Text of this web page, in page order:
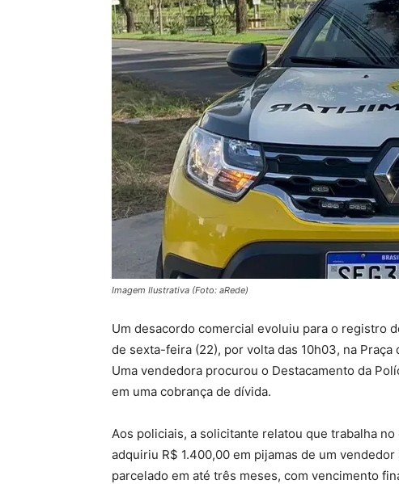
Imagem Ilustrativa (Foto: aRede)
Um desacordo comercial evoluiu para o registro
de sexta-feira (22), por volta das 10h03, na
Uma vendedora procurou o Destacamento da
em uma cobrança de dívida.
Aos policiais, a solicitante relatou que trabalha
adquiriu R$ 1.400,00 em pijamas de um
parcelado em até três meses, com vencimento